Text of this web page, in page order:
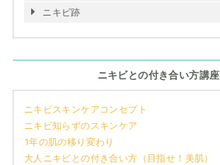
ニキビ跡
ニキビとの付き合い方講座
ニキビスキンケアコンセプト
ニキビ知らずのスキンケア
1年の肌の移り変わり
大人ニキビとの付き合い方（目指せ！美肌）